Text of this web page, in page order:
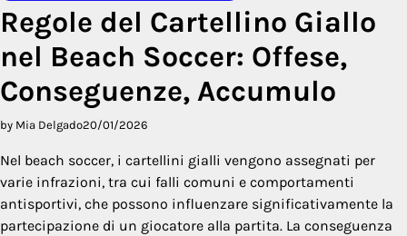
Regole del Cartellino Giallo
nel Beach Soccer: Offese,
Conseguenze, Accumulo
by Mia Delgado20/01/2026
Nel beach soccer, i cartellini gialli vengono assegnati per
varie infrazioni, tra cui falli comuni e comportamenti
antisportivi, che possono influenzare significativamente la
partecipazione di un giocatore alla partita. La conseguenza